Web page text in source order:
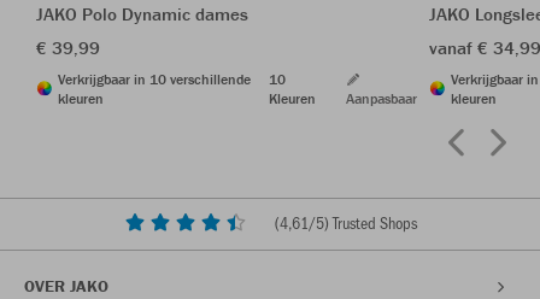
JAKO Polo Dynamic dames
€ 39,99
Verkrijgbaar in 10 verschillende
kleuren
10
Kleuren
Aanpasbaar
JAKO
vanaf €
Verkrijgbaar
kleuren
(4,61/5) Trusted Shops
OVER JAKO